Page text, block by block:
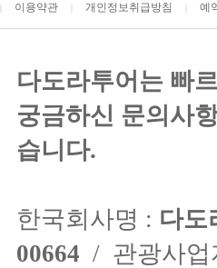
이용약관 개인정보취급방침 예
다도라투어는 빠
궁금하신 문의사
습니다.
한국회사명 : 다도
00664 / 관광사